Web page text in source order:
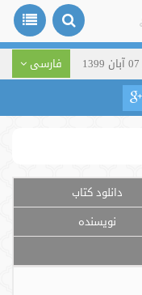
فارسی
دانلود کتاب
نویسنده